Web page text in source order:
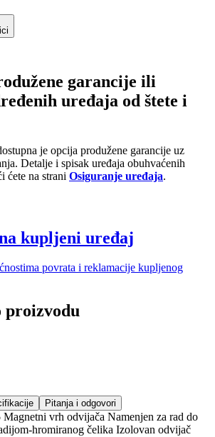
garancije ili
uređaja od štete i
je opcija produžene garancije uz
Detalje i spisak uređaja obuhvaćenih
ćete na strani Osiguranje uređaja.
kupljeni uređaj
povrata i reklamacije kupljenog
proizvodu
Pitanja i odgovori
vrh odvijača Namenjen za rad do
hromiranog čelika Izolovan odvijač